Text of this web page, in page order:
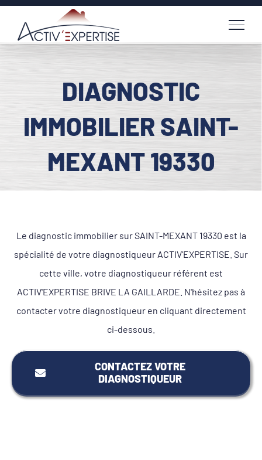
Passer
contenu
DIAGNOSTIC
IMMOBILIER SAINT-
MEXANT 19330
Le diagnostic immobilier sur SAINT-MEXANT 19330 est la
spécialité de votre diagnostiqueur ACTIV'EXPERTISE. Sur
cette ville, votre diagnostiqueur référent est
ACTIV'EXPERTISE BRIVE LA GAILLARDE. N'hésitez pas à
contacter votre diagnostiqueur en cliquant directement
ci-dessous.
CONTACTEZ VOTRE
DIAGNOSTIQUEUR